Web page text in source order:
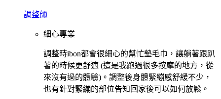
調整師
細心專業
調整時ibon都會很細心的幫忙墊毛巾，讓躺著跟趴
著的時候更舒適 (這是我跑過很多按摩的地方，從
來沒有過的體驗)。調整後身體緊繃感舒緩不少，
也有針對緊繃的部位告知回家後可以如何放鬆。